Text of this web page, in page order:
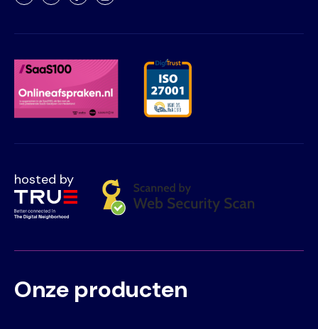
hosted by
Voet
Primair
Onze producten